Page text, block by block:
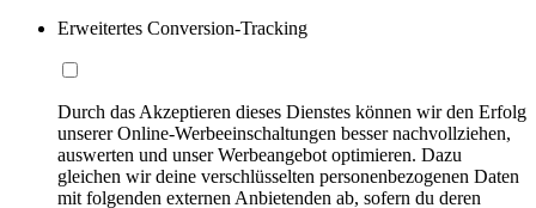
Erweitertes Conversion-Tracking
Durch das Akzeptieren dieses Dienstes können wir den Erfolg
unserer Online-Werbeeinschaltungen besser nachvollziehen,
auswerten und unser Werbeangebot optimieren. Dazu
gleichen wir deine verschlüsselten personenbezogenen Daten
mit folgenden externen Anbietenden ab, sofern du deren